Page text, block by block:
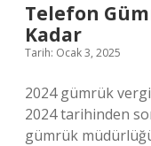
Telefon
Kadar
Tarih: Ocak 3, 2025
2024 gümrük
2024 tarihinden
gümrük